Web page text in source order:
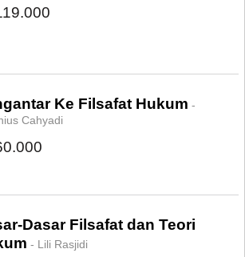
Ke Filsafat Hukum -
Cahyadi
Dasar Filsafat dan Teori
- Lili Rasjidi